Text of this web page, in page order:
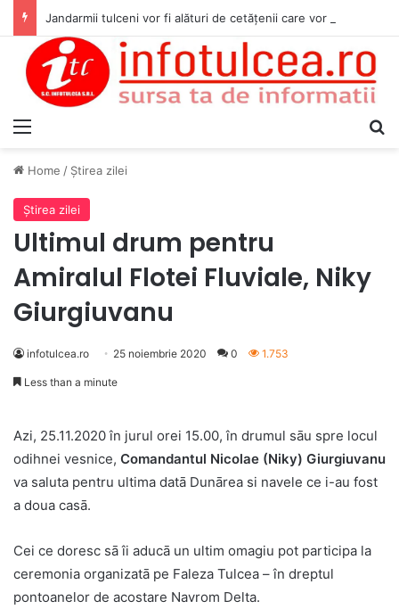
Home / Ştirea zilei
Ştirea zilei
Ultimul drum pentru
Amiralul Flotei Fluviale, Niky
Giurgiuvanu
infotulcea.ro 25 noiembrie 2020 0 1.753
Less than a minute
Azi, 25.11.2020 în jurul orei 15.00, în drumul sāu spre locul
odihnei vesnice, Comandantul Nicolae (Niky) Giurgiuvanu
va saluta pentru ultima datā Dunārea si navele ce i-au fost
a doua casā.
Cei ce doresc sā îi aducā un ultim omagiu pot participa la
ceremonia organizatā pe Faleza Tulcea – în dreptul
pontoanelor de acostare Navrom Delta.